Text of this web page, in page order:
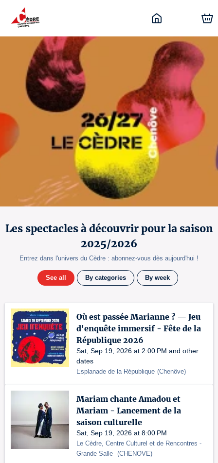
Les spectacles à découvrir pour la saison
2025/2026
Entrez dans l'univers du Cèdre : abonnez-vous dès aujourd'hui !
See all By categories By week
Où est passée Marianne ? — Jeu
d'enquête immersif - Fête de la
République 2026
Sat, Sep 19, 2026 at 2:00 PM and other
dates
Esplanade de la République (Chenôve)
Mariam chante Amadou et
Mariam - Lancement de la
saison culturelle
Sat, Sep 19, 2026 at 8:00 PM
Le Cèdre, Centre Culturel et de Rencontres -
Grande Salle (CHENOVE)